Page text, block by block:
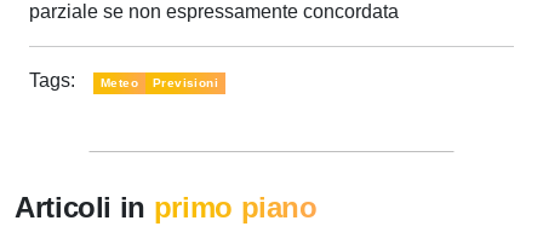
parziale se non espressamente concordata
Tags: Meteo Previsioni
Articoli in primo piano